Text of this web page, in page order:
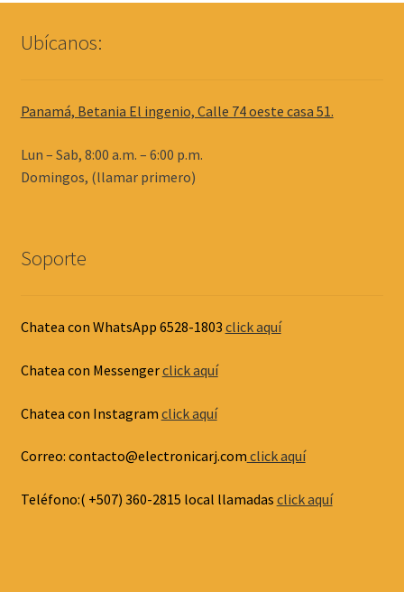
Ubícanos:
Panamá, Betania El ingenio, Calle 74 oeste casa 51.
Lun – Sab, 8:00 a.m. – 6:00 p.m.
Domingos, (llamar primero)
Soporte
Chatea con WhatsApp 6528-1803 click aquí
Chatea con Messengerclick aquí
Chatea con Instagram click aquí
Correo: contacto@electronicarj.com click aquí
Teléfono:( +507) 360-2815 local llamadas click aquí